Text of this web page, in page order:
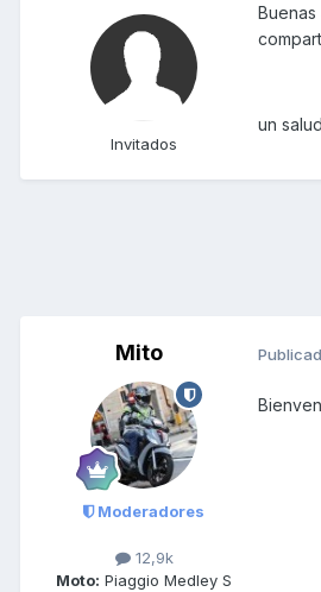
Invitados
un
Mito
Moderadores
12,9k
Moto: Piaggio Medley S